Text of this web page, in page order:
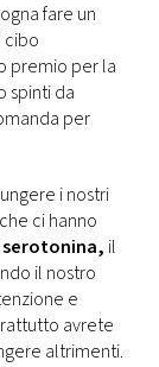
fare un
cibo
premio per la
spinti da
per
i nostri
ci hanno
serotonina, il
il nostro
e
avrete
altrimenti.